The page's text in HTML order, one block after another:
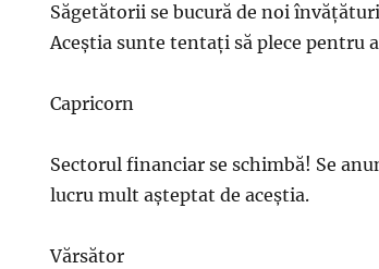
Săgetătorii se bucură de noi
Aceștia sunte tentați să plece pentru
Capricorn
Sectorul financiar se schimbă! Se
lucru mult așteptat de aceștia.
Vărsător